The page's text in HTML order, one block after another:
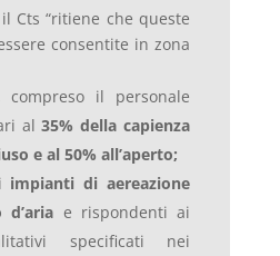
Cts “ritiene che queste
consentite in zona
compreso il personale
al35% della capienza
e al 50% all’aperto;
impianti di aereazione
d’aria e rispondenti ai
specificati nei